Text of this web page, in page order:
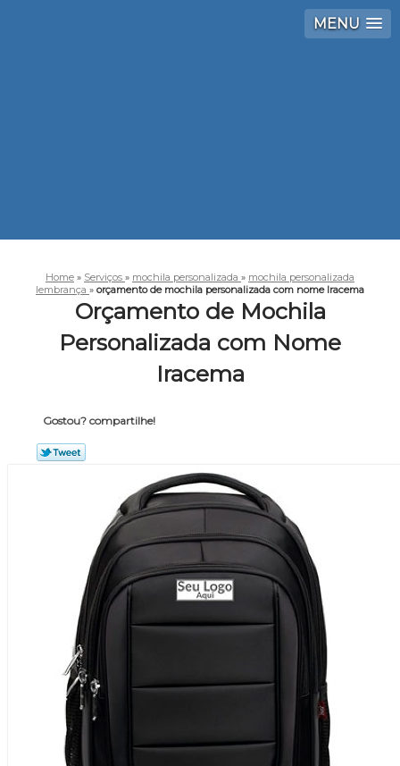
MENU
Home » Serviços » mochila personalizada » mochila personalizada
lembrança » orçamento de mochila personalizada com nome Iracema
Orçamento de Mochila
Personalizada com Nome
Iracema
Gostou? compartilhe!